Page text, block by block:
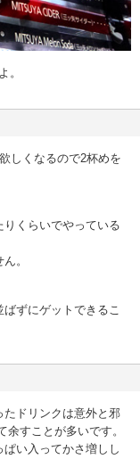
。
しくなるので2杯めを
くらいでやっている
。
ずにゲットできるこ
たドリンクは意外と邪
すことが多いです。
い入ってかさ増しし